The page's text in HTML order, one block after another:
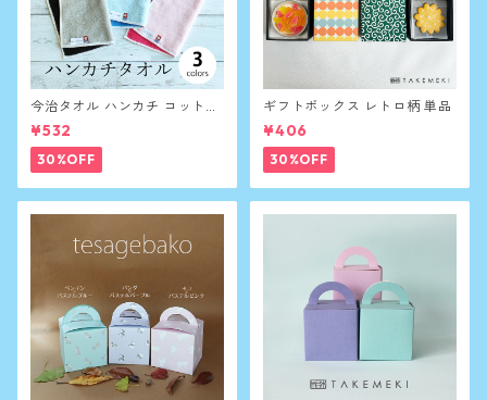
今治タオル ハンカチ コットン
綿100%
¥532
30%OFF
ギフトボックス レトロ柄 単品
¥406
30%OFF